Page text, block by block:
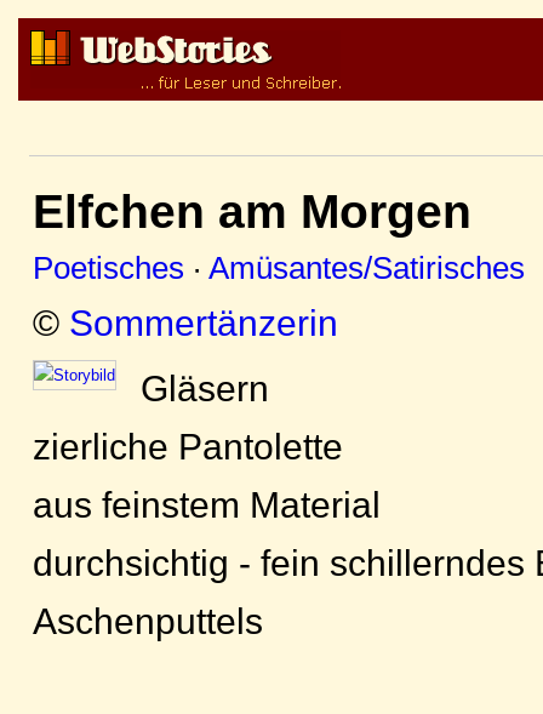
Elfchen am Morgen
Poetisches · Amüsantes/Satirisches
© Sommertänzerin
Gläsern
zierliche Pantolette
aus feinstem Material
durchsichtig - fein schillerndes
Aschenputtels